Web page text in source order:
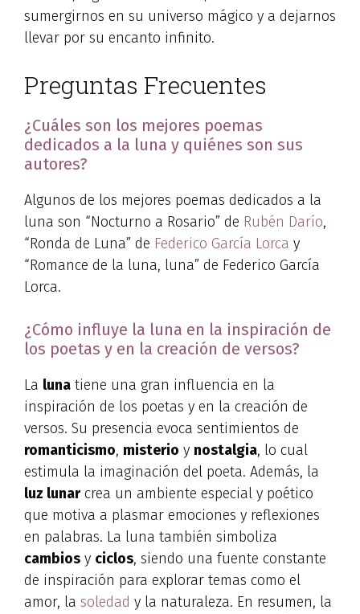
sumergirnos en su universo mágico y a dejarnos
llevar por su encanto infinito.
Preguntas Frecuentes
¿Cuáles son los mejores poemas
dedicados a la luna y quiénes son sus
autores?
Algunos de los mejores poemas dedicados a la
luna son “Nocturno a Rosario” de Rubén Darío,
“Ronda de Luna” de Federico García Lorca y
“Romance de la luna, luna” de Federico García
Lorca.
¿Cómo influye la luna en la inspiración de
los poetas y en la creación de versos?
La luna tiene una gran influencia en la
inspiración de los poetas y en la creación de
versos. Su presencia evoca sentimientos de
romanticismo, misterio y nostalgia, lo cual
estimula la imaginación del poeta. Además, la
luz lunarcrea un ambiente especial y poético
que motiva a plasmar emociones y reflexiones
en palabras. La luna también simboliza
cambios y ciclos, siendo una fuente constante
de inspiración para explorar temas como el
amor, la soledad y la naturaleza. En resumen, la